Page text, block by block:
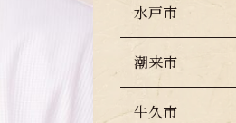
水戸市
潮来市
牛久市